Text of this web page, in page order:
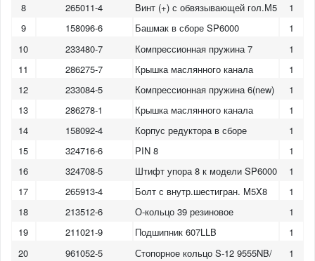
8
265011-4 Винт (+) с обвязывающей гол.М5
1
9
158096-6 Башмак в сборе SP6000
1
10
233480-7 Компрессионная пружина 7
1
11
286275-7 Крышка маслянного канала
1
12
233084-5 Компрессионная пружина 6(new)
1
13
286278-1 Крышка маслянного канала
1
14
158092-4 Корпус редуктора в сборе
1
15
324716-6 PIN 8
1
16
324708-5 Штифт упора 8 к модели SP6000
1
17
265913-4 Болт с внутр.шестигран. M5X8
1
18
213512-6 О-кольцо 39 резиновое
1
19
211021-9 Подшипник 607LLB
1
20
961052-5 Стопорное кольцо S-12 9555NB/
1